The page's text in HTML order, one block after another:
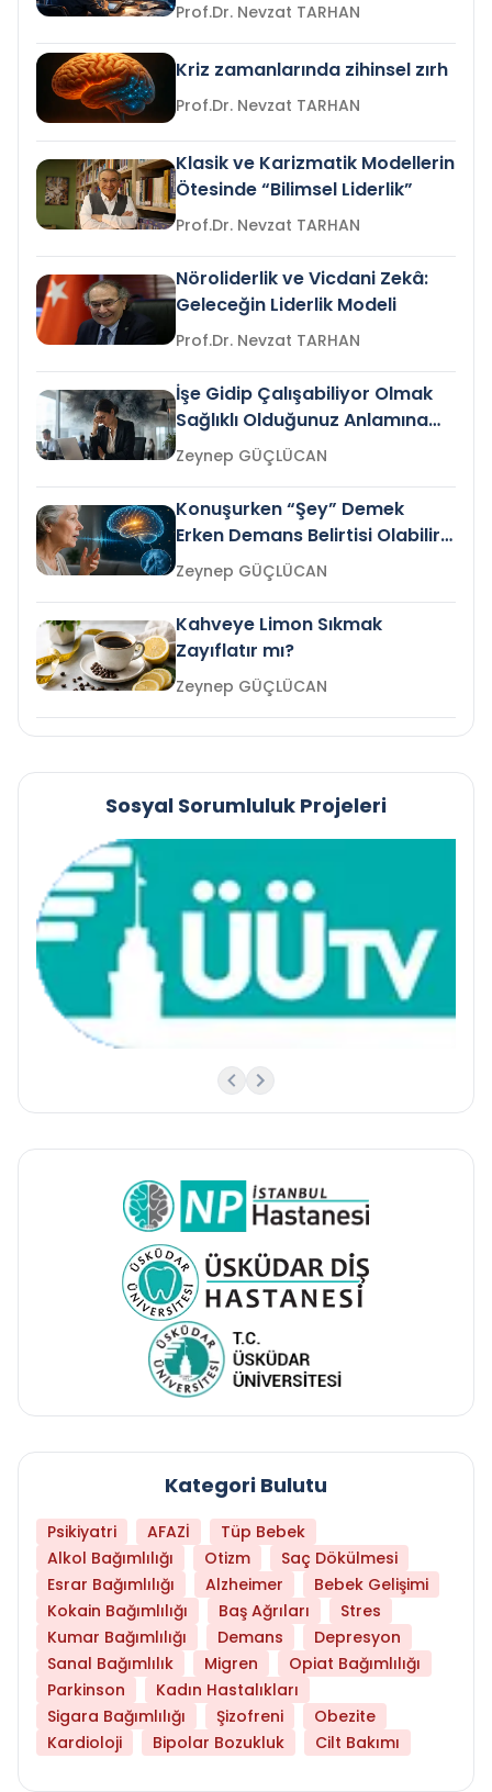
Prof.Dr. Nevzat TARHAN
Kriz zamanlarında zihinsel zırh
Prof.Dr. Nevzat TARHAN
Klasik ve Karizmatik Modellerin
Ötesinde “Bilimsel Liderlik”
Prof.Dr. Nevzat TARHAN
Nöroliderlik ve Vicdani Zekâ:
Geleceğin Liderlik Modeli
Prof.Dr. Nevzat TARHAN
İşe Gidip Çalışabiliyor Olmak
Sağlıklı Olduğunuz Anlamına
Gelir mi?Zeynep GÜÇLÜCAN
Konuşurken “Şey” Demek
Erken Demans Belirtisi Olabilir
mi?
Zeynep GÜÇLÜCAN
Kahveye Limon Sıkmak
Zayıflatır mı?
Zeynep GÜÇLÜCAN
Sosyal Sorumluluk Projeleri
Kategori Bulutu
Psikiyatri AFAZİ
Tüp Bebek
Alkol Bağımlılığı
Otizm
Saç Dökülmesi
Esrar Bağımlılığı
Alzheimer
Bebek Gelişimi
Kokain Bağımlılığı
Baş Ağrıları
Stres
Kumar Bağımlılığı
Demans
Depresyon
Sanal Bağımlılık
Migren
Opiat Bağımlılığı
Parkinson
Kadın Hastalıkları
Sigara Bağımlılığı
Şizofreni
Obezite
Kardioloji
Bipolar Bozukluk Cilt Bakımı